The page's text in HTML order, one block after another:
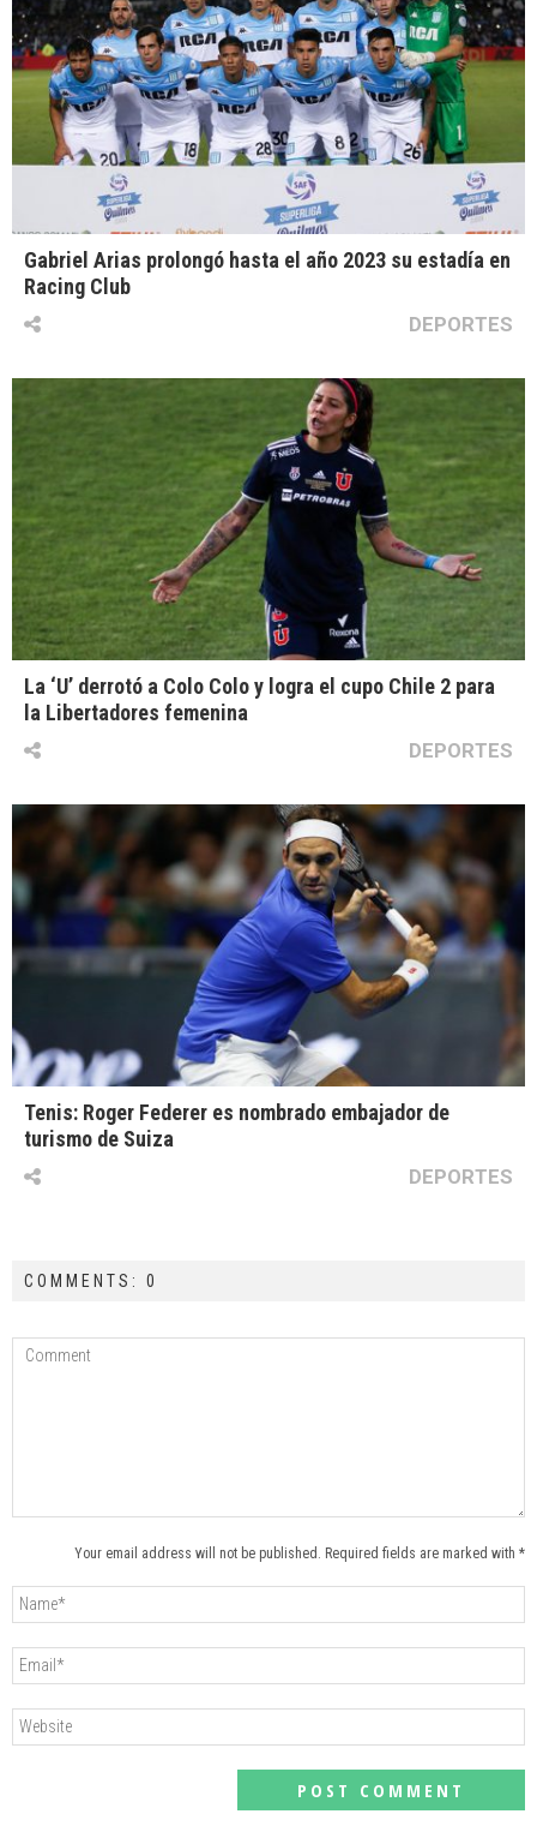
Gabriel Arias prolongó hasta el año 2023 su estadía en
Racing Club
DEPORTES
La ‘U’ derrotó a Colo Colo y logra el cupo Chile 2 para
la Libertadores femenina
DEPORTES
Tenis: Roger Federer es nombrado embajador de
turismo de Suiza
DEPORTES
COMMENTS: 0
Your email address will not be published. Required fields are marked with *